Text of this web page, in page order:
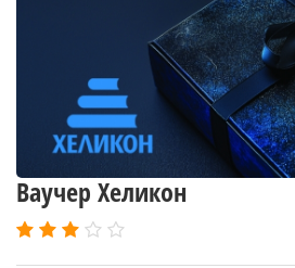
Ваучер Хеликон